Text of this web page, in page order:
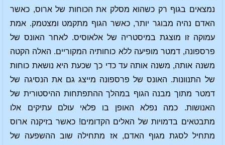
נמצאים בגוף רק כשהוא מסלק את הכוחות של ארוס, כאשר
האדם נהיה מבוגר יותר, כאשר הגוף מתקמט ומצטמק. אמת
עמוקה זו מוצגת במיסטריה של אלאוסיס. לאחר האונס של
פרספונה, דמטר מופיעה ללא כוחותיה המקוריים. האלה הקטה
משנה אותה, משנה אותה עד כדי כך שכעת היא נושאת כוחות
של התנוונות. האונס של פרספונה מייצג גם את הנסיגה של
דמטר מתוך מבנה הגוף במהלך ההתפתחות ההיסטורית של
האנושות. כמה נפלא האופן בו פלאי עולם עתיקים אלו
מתבטאים בדמויות של האלים הקדומים! כאשר בזיקנה ארוס
מתחיל לסגת מגוף האדם, אז מתחילה שוב ההשפעה של